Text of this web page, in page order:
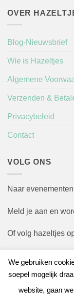
OVER
Blog-Nieuwsbrief
Wie is Hazeltjes
Algemene
Verzenden &
Privacybeleid
Contact
VOLG ONS
Naar
Meld je aan en
Of volg hazeltjes
We gebruiken
soepel mogelijk
website, gaan